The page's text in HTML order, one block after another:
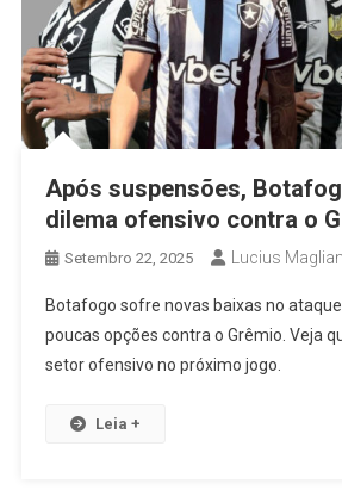
Após suspensões,
dilema ofensivo contra o
Setembro 22, 2025 Lucius
Botafogo sofre novas baixas no
poucas opções contra o Grêmio. Veja
setor ofensivo no próximo jogo.
Leia +